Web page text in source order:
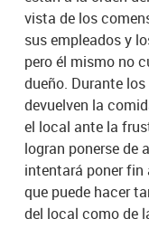
vista de los
sus empleados y
pero él mismo no
dueño. Durante
devuelven la
el local ante la
logran ponerse de
intentará poner
que puede hacer
del local como de